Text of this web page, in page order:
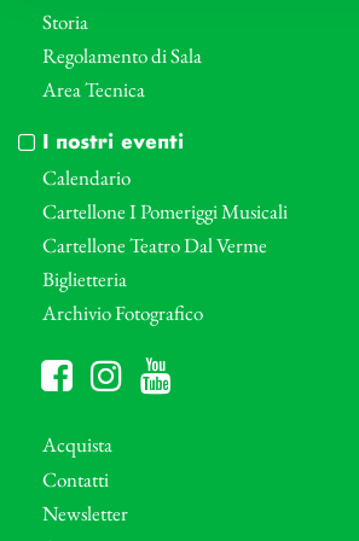
Storia
Regolamento di Sala
Area Tecnica
I nostri eventi
Calendario
Cartellone I Pomeriggi Musicali
Cartellone Teatro Dal Verme
Biglietteria
Archivio Fotografico
Acquista
Contatti
Newsletter